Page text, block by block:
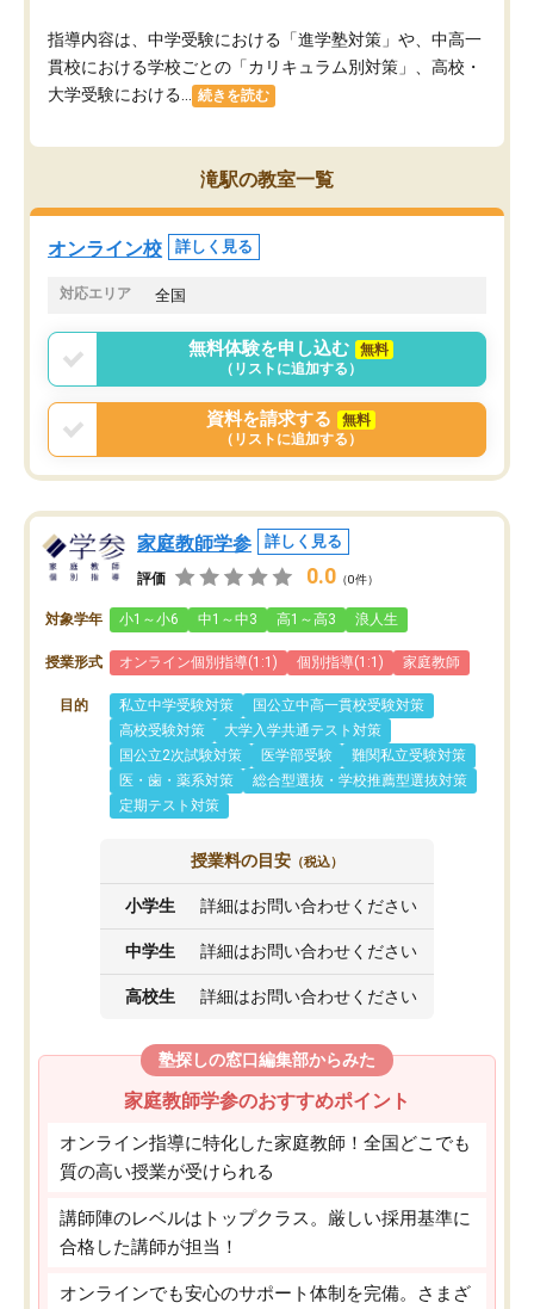
指導内容は、中学受験における「進学塾対策」や、中高一
貫校における学校ごとの「カリキュラム別対策」、高校・
大学受験における...
続きを読む
滝駅の教室一覧
オンライン校 詳しく見る
対応エリア 全国
無料体験を申し込む
無料
（リストに追加する）
資料を請求する
無料
（リストに追加する）
家庭教師学参 詳しく見る
評価 0.0 （0件）
対象学年 小1～小6 中1～中3 高1～高3 浪人生
授業形式 オンライン個別指導(1:1) 個別指導(1:1) 家庭教師
目的 私立中学受験対策
国公立中高一貫校受験対策
高校受験対策
大学入学共通テスト対策
国公立2次試験対策
医学部受験
難関私立受験対策
医・歯・薬系対策
総合型選抜・学校推薦型選抜対策
定期テスト対策
授業料の目安 （税込）
小学生 詳細はお問い合わせください
中学生 詳細はお問い合わせください
高校生 詳細はお問い合わせください
塾探しの窓口編集部からみた
家庭教師学参のおすすめポイント
オンライン指導に特化した家庭教師！全国どこでも
質の高い授業が受けられる
講師陣のレベルはトップクラス。厳しい採用基準に
合格した講師が担当！
オンラインでも安心のサポート体制を完備。さまざ